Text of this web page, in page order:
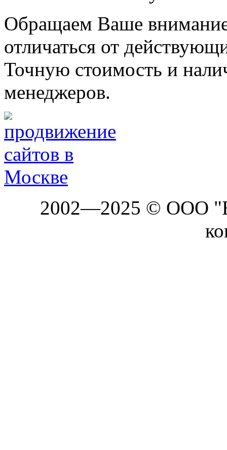
Обращаем Ваше
отличаться от
Точную стоимость и
менеджеров.
2002—2025 © ООО